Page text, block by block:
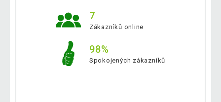
7
Zákazníků online
98%
Spokojených zákazníků